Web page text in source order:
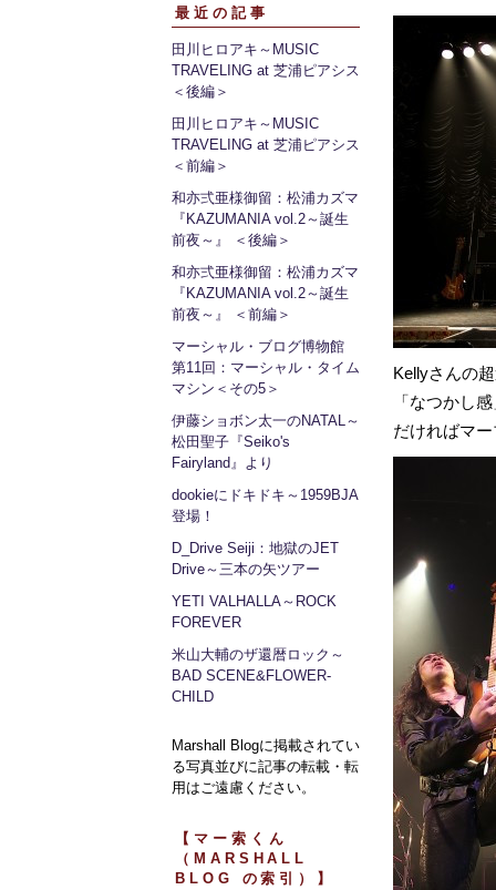
最近の記事
田川ヒロアキ～MUSIC
TRAVELING at 芝浦ピアシス
＜後編＞
田川ヒロアキ～MUSIC
TRAVELING at 芝浦ピアシス
＜前編＞
和亦弍亜様御留：松浦カズマ
『KAZUMANIA vol.2～誕生
前夜～』 ＜後編＞
和亦弍亜様御留：松浦カズマ
『KAZUMANIA vol.2～誕生
前夜～』 ＜前編＞
マーシャル・ブログ博物館
第11回：マーシャル・タイム
マシン＜その5＞
伊藤ショボン太一のNATAL～
松田聖子『Seiko's
Fairyland』より
dookieにドキドキ～1959BJA
登場！
D_Drive Seiji：地獄のJET
Drive～三本の矢ツアー
YETI VALHALLA～ROCK
FOREVER
米山大輔のザ還暦ロック～
BAD SCENE&FLOWER-
CHILD
Marshall Blogに掲載されてい
る写真並びに記事の転載・転
用はご遠慮ください。
【マー索くん
（MARSHALL
BLOG の索引）】
Kellyさんの
「なつかし
だければマ